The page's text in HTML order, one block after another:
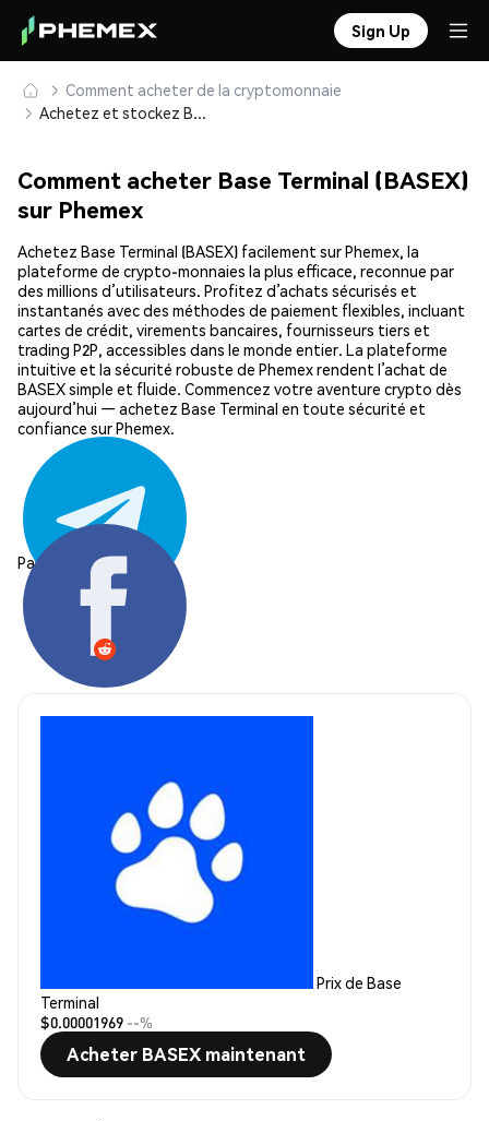
Sign Up
Comment acheter de la cryptomonnaie
Achetez et stockez Base Terminal (BASEX) en toute sécurité
Comment acheter Base Terminal (BASEX)
sur Phemex
Achetez Base Terminal (BASEX) facilement sur Phemex, la
plateforme de crypto-monnaies la plus efficace, reconnue par
des millions d’utilisateurs. Profitez d’achats sécurisés et
instantanés avec des méthodes de paiement flexibles, incluant
cartes de crédit, virements bancaires, fournisseurs tiers et
trading P2P, accessibles dans le monde entier. La plateforme
intuitive et la sécurité robuste de Phemex rendent l’achat de
BASEX simple et fluide. Commencez votre aventure crypto dès
aujourd’hui — achetez Base Terminal en toute sécurité et
confiance sur Phemex.
Partager:
Prix de Base
Terminal
$0.00001969 --%
Acheter BASEX maintenant